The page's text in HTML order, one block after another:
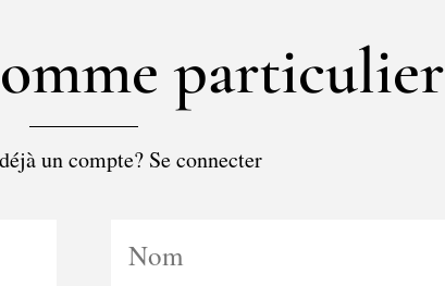
particulier
un compte? Se connecter